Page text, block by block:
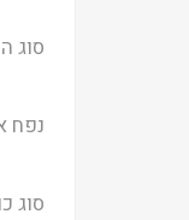
סוג
נפח
סוג